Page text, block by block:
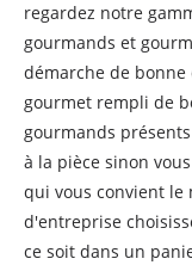
regardez notre
gourmands et
démarche de
gourmet rempli de
gourmands
à la pièce sinon
qui vous convient le
d'entreprise
ce soit dans un